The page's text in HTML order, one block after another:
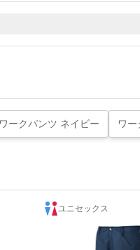
ワークパンツ ネイビー ワ
ユニセックス